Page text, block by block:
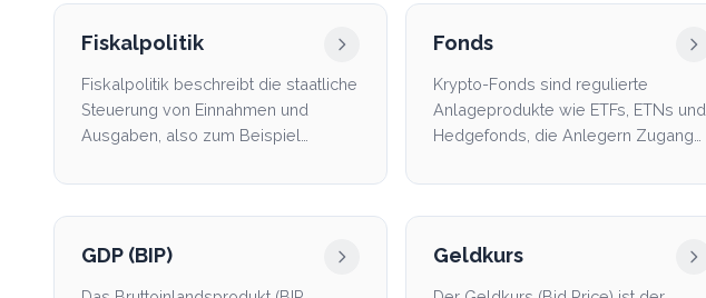
Fiskalpolitik
Fiskalpolitik beschreibt die staatliche
Steuerung von Einnahmen und
Ausgaben, also zum Beispiel
Fonds
Krypto-Fonds sind regulierte
Anlageprodukte wie ETFs, ETNs und
Hedgefonds, die Anlegern Zugang
GDP (BIP) Geldkurs